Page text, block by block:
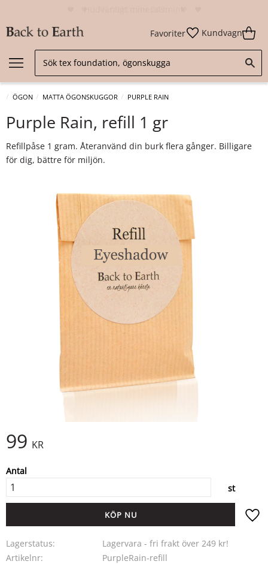
Favoriter Kundvagn
ÖGON MATTA ÖGONSKUGGOR PURPLE RAIN
Purple Rain, refill 1 gr
Refillpåse 1 gram. Återanvänd din burk flera gånger. Billigare
för dig, bättre för miljön.
99 KR
Antal
st
KÖP
Lagerstatus
Lagervara - fri frakt över 249 kr!
Artikelnr
PurpleRain-refill